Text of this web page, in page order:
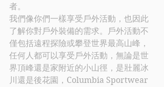
者。
我們像你們一樣享受戶外活動，也因此
了解你對戶外裝備的需求。戶外活動不
僅包括遠程探險或攀登世界最高山峰，
任何人都可以享受戶外活動，無論是世
界頂峰還是家附近的小山徑，是壯麗冰
川還是後花園， Columbia Sportwear